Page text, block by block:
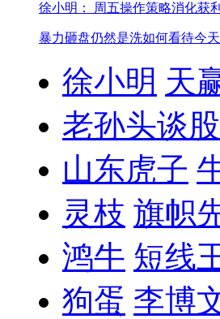
徐小明： 周五操作策略消化获
暴力砸盘仍然是洗如何看待今
徐小明 天
老孙头谈股
山东虎子
灵枝 旗帜
鸿牛 短线
狗蛋 李博